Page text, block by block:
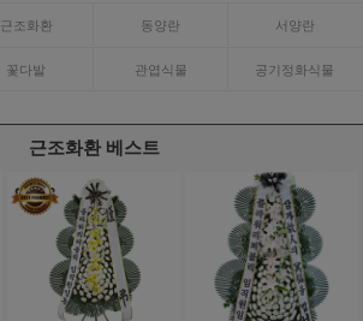
근조화환 동양란 서양란
꽃다발 관엽식물 공기정화식물
근조화환 베스트